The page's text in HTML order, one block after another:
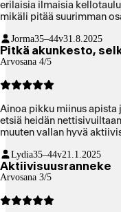
erilaisia ilmaisia
mikäli pitää suurimman
Jorma35–44v31.8.2025
Pitkä akunkesto,
Arvosana 4/5
Ainoa pikku miinus apista
etsiä heidän
muuten vallan hyvä
Lydia35–44v21.1.2025
Aktiivisuusranneke
Arvosana 3/5